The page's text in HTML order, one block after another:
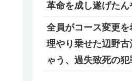
革命を成し遂げたん
全員がコース変更
理やり乗せた辺野
ゃう、過失致死の犯